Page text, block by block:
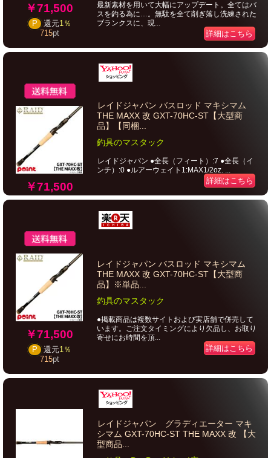
￥71,500
P 還元1％
715pt
最新素材を用いて大幅にアップデート。全てはバ
スを釣る為に…。無駄を全て削ぎ落し洗練された
ブランクスに、現...
詳細はこちら
￥71,500
レイドジャパン バスロッド マキシマム
THE MAXX 改 GXT-70HC-ST【大型商
品】【同梱...
釣具のマスタック
レイドジャパン ●全長（フィート）:7 ●全長（イ
ンチ）:0 ●ルアーウェイト1:MAX1/2oz. ...
詳細はこちら
￥71,500
P 還元1％
715pt
レイドジャパン バスロッド マキシマム
THE MAXX 改 GXT-70HC-ST【大型商
品】※単品...
釣具のマスタック
●掲載商品は複数サイトおよび実店舗で併売して
います。ご注文タイミングにより欠品し、お取り
寄せにお時間を頂...
詳細はこちら
レイドジャパン グラディエーター マキ
シマム GXT-70HC-ST THE MAXX 改 【大
型商品...